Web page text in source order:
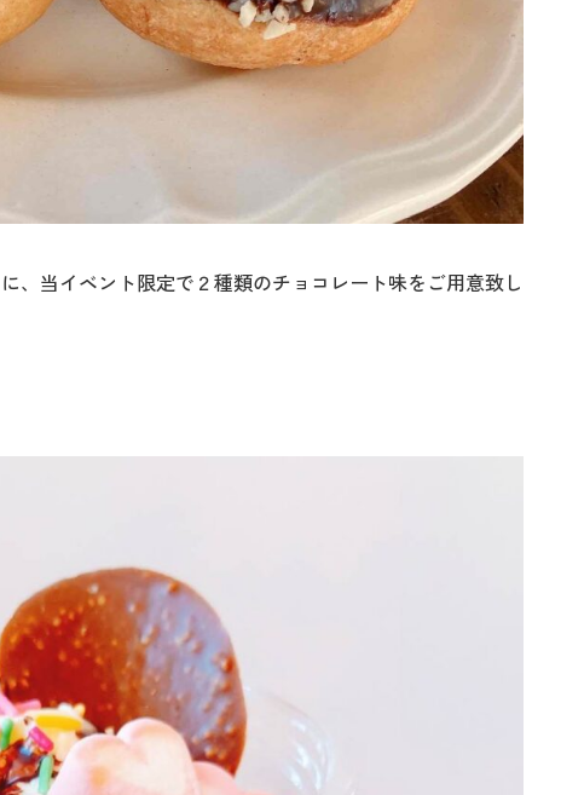
、当イベント限定で２種類のチョコレート味をご用意致し